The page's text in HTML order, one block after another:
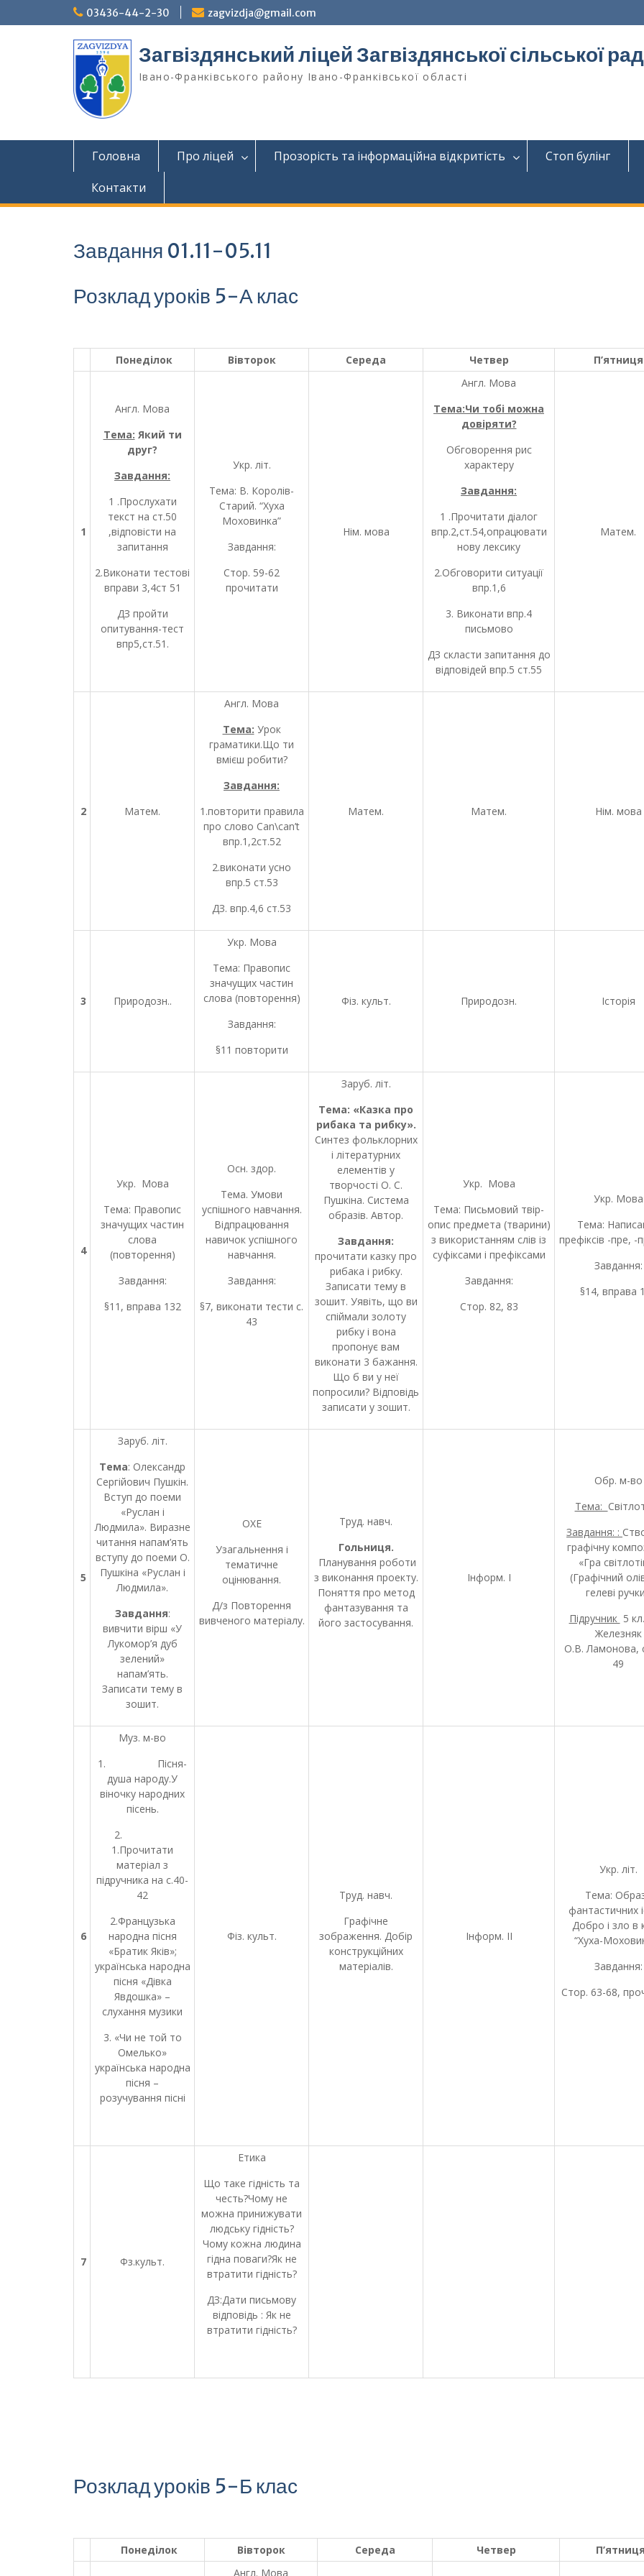
до
03436-44-2-30 zagvizdja@gmail.com
Загвіздянський ліцей Загвіздянської сільської
Івано-Франківського району Івано-Франківської області
Головна Про ліцей Прозорість та інформаційна відкритість Стоп булінг
Контакти
Завдання 01.11-05.11
Розклад уроків 5-А клас
Понеділок Вівторок Середа Четвер П’ятниця
1
Англ. Мова
Тема: Який ти
друг?
Завдання:
1 .Прослухати
текст на ст.50
,відповісти на
запитання
2.Виконати тестові
вправи 3,4ст 51
ДЗ пройти
опитування-тест
впр5,ст.51.
Укр. літ.
Тема: В. Королів-
Старий. “Хуха
Моховинка”
Завдання:
Стор. 59-62
прочитати
Нім. мова
Англ. Мова
Тема:Чи тобі можна
довіряти?
Обговорення рис
характеру
Завдання:
1 .Прочитати діалог
впр.2,ст.54,опрацювати
нову лексику
2.Обговорити ситуації
впр.1,6
3. Виконати впр.4
письмово
ДЗ скласти запитання до
відповідей впр.5 ст.55
Матем.
2 Матем.
Англ. Мова
Тема: Урок
граматики.Що ти
вмієш робити?
Завдання:
1.повторити правила
про слово Саn\can’t
впр.1,2ст.52
2.виконати усно
впр.5 ст.53
ДЗ. впр.4,6 ст.53
Матем. Матем. Нім. мова
3 Природозн..
Укр. Мова
Тема: Правопис
значущих частин
слова (повторення)
Завдання:
§11 повторити
Фіз. культ. Природозн. Історія
4
Укр. Мова
Тема: Правопис
значущих частин
слова
(повторення)
Завдання:
§11, вправа 132
Осн. здор.
Тема. Умови
успішного навчання.
Відпрацювання
навичок успішного
навчання.
Завдання:
§7, виконати тести с.
43
Заруб. літ.
Тема: «Казка про
рибака та рибку».
Синтез фольклорних
і літературних
елементів у
творчості О. С.
Пушкіна. Система
образів. Автор.
Завдання:
прочитати казку про
рибака і рибку.
Записати тему в
зошит. Уявіть, що ви
спіймали золоту
рибку і вона
пропонує вам
виконати 3 бажання.
Що б ви у неї
попросили? Відповідь
записати у зошит.
Укр. Мова
Тема: Письмовий твір-
опис предмета (тварини)
з використанням слів із
суфіксами і префіксами
Завдання:
Стор. 82, 83
Укр. Мова
Тема:
префіксів -пре, -
Завдання:
§14, вправа
5
Заруб. літ.
Тема: Олександр
Сергійович Пушкін.
Вступ до поеми
«Руслан і
Людмила». Виразне
читання напам’ять
вступу до поеми О.
Пушкіна «Руслан і
Людмила».
Завдання:
вивчити вірш «У
Лукомор’я дуб
зелений»
напам’ять.
Записати тему в
зошит.
ОХЕ
Узагальнення і
тематичне
оцінювання.
Д/з Повторення
вивченого матеріалу.
Труд. навч.
Гольниця.
Планування роботи
з виконання проекту.
Поняття про метод
фантазування та
його застосування.
Інформ. І
Обр. м-во
Тема:
Завдання: :
графічну
«Гра
(Графічний
гелеві
Підручник 5
Железняк
О.В. Ламонова,
49
6
Муз. м-во
1. Пісня-
душа народу.У
віночку народних
пісень.
2.
1.Прочитати
матеріал з
підручника на с.40-
42
2.Французька
народна пісня
«Братик Яків»;
українська народна
пісня «Дівка
Явдошка» –
слухання музики
3. «Чи не той то
Омелько»
українська народна
пісня –
розучування пісні
Фіз. культ.
Труд. навч.
Графічне
зображення. Добір
конструкційних
матеріалів.
Інформ. ІІ
Укр. літ.
Тема:
фантастичних
Добро і зло в
“Хуха-
Завдання:
Стор. 63-68,
7 Фз.культ.
Етика
Що таке гідність та
честь?Чому не
можна принижувати
людську гідність?
Чому кожна людина
гідна поваги?Як не
втратити гідність?
ДЗ:Дати письмову
відповідь : Як не
втратити гідність?
Розклад уроків 5-Б клас
Понеділок Вівторок Середа Четвер
П’ятниця
Англ. Мова